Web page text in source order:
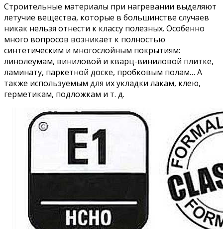
Строительные материалы при нагревании выделяют
летучие вещества, которые в большинстве случаев
никак нельзя отнести к классу полезных. Особенно
много вопросов возникает к полностью
синтетическим и многослойным покрытиям:
линолеумам, виниловой и кварц-виниловой плитке,
ламинату, паркетной доске, пробковым полам… А
также используемым для их укладки лакам, клею,
герметикам, подложкам и т. д.